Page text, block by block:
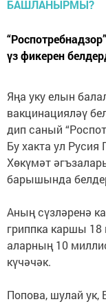
үз фикерен
Яңа уку елын
вакцинацияләү
дип саный
Бу хакта ул
Хөкүмәт
барышында
Аның сүзләренә
гриппка каршы 18
аларның 10
күчәчәк.
Попова, шулай